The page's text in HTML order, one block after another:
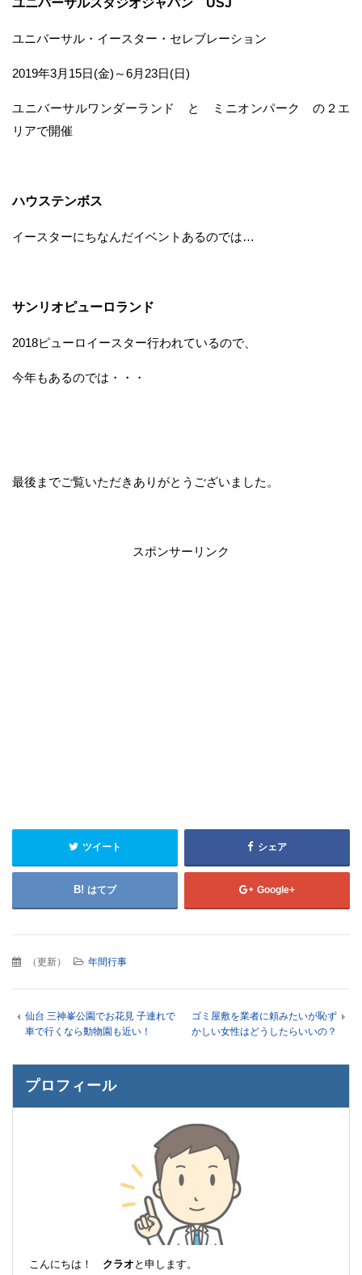
ユニバーサルスタジオジャパン USJ
ユニバーサル・イースター・セレブレーション
2019年3月15日(金)～6月23日(日)
ユニバーサルワンダーランド と ミニオンパーク の２エ
リアで開催
ハウステンボス
イースターにちなんだイベントあるのでは…
サンリオピューロランド
2018ピューロイースター行われているので、
今年もあるのでは・・・
最後までご覧いただきありがとうございました。
スポンサーリンク
ツイート シェア
はてブ Google+
（更新） 年間行事
仙台 三神峯公園でお花見 子連れで
車で行くなら動物園も近い！
ゴミ屋敷を業者に頼みたいが恥ず
かしい女性はどうしたらいいの？
プロフィール
こんにちは！ クラオ と申します。